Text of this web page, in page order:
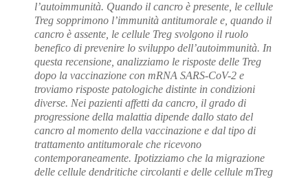
l’autoimmunità. Quando il cancro è presente, le cellule
Treg sopprimono l’immunità antitumorale e, quando il
cancro è assente, le cellule Treg svolgono il ruolo
benefico di prevenire lo sviluppo dell’autoimmunità. In
questa recensione, analizziamo le risposte delle Treg
dopo la vaccinazione con mRNA SARS-CoV-2 e
troviamo risposte patologiche distinte in condizioni
diverse. Nei pazienti affetti da cancro, il grado di
progressione della malattia dipende dallo stato del
cancro al momento della vaccinazione e dal tipo di
trattamento antitumorale che ricevono
contemporaneamente. Ipotizziamo che la migrazione
delle cellule dendritiche circolanti e delle cellule mTreg